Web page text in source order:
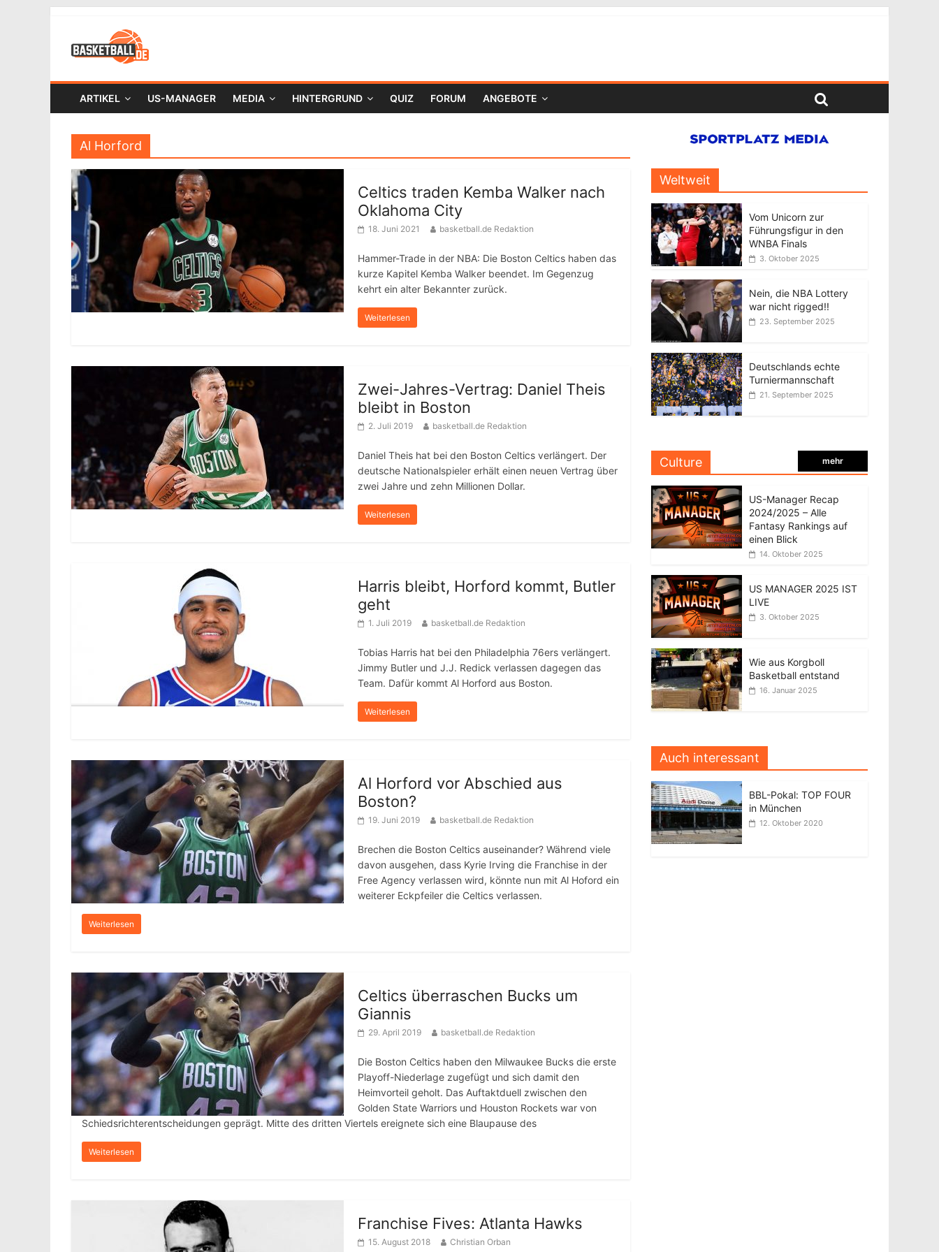
ARTIKEL US-MANAGER MEDIA HINTERGRUND QUIZ FORUM ANGEBOTE
Al Horford
Celtics traden Kemba Walker nach
Oklahoma City
18. Juni 2021 basketball.de Redaktion
Hammer-Trade in der NBA: Die Boston Celtics haben das
kurze Kapitel Kemba Walker beendet. Im Gegenzug
kehrt ein alter Bekannter zurück.
Weiterlesen
Zwei-Jahres-Vertrag: Daniel Theis
bleibt in Boston
2. Juli 2019 basketball.de Redaktion
Daniel Theis hat bei den Boston Celtics verlängert. Der
deutsche Nationalspieler erhält einen neuen Vertrag über
zwei Jahre und zehn Millionen Dollar.
Weiterlesen
Harris bleibt, Horford kommt, Butler
geht
1. Juli 2019 basketball.de Redaktion
Tobias Harris hat bei den Philadelphia 76ers verlängert.
Jimmy Butler und J.J. Redick verlassen dagegen das
Team. Dafür kommt Al Horford aus Boston.
Weiterlesen
Al Horford vor Abschied aus
Boston?
19. Juni 2019 basketball.de Redaktion
Brechen die Boston Celtics auseinander? Während viele
davon ausgehen, dass Kyrie Irving die Franchise in der
Free Agency verlassen wird, könnte nun mit Al Hoford ein
weiterer Eckpfeiler die Celtics verlassen.
Weiterlesen
Celtics überraschen Bucks um
Giannis
29. April 2019 basketball.de Redaktion
Die Boston Celtics haben den Milwaukee Bucks die erste
Playoff-Niederlage zugefügt und sich damit den
Heimvorteil geholt. Das Auftaktduell zwischen den
Golden State Warriors und Houston Rockets war von
Schiedsrichterentscheidungen geprägt. Mitte des dritten Viertels ereignete sich eine Blaupause des
Weiterlesen
Franchise Fives: Atlanta Hawks
15. August 2018 Christian Orban
Weltweit
Vom Unicorn zur
Führungsfigur in den
WNBA Finals
3. Oktober 2025
Nein, die NBA Lottery
war nicht rigged!!
23. September 2025
Deutschlands echte
Turniermannschaft
21. September 2025
Culture mehr
US-Manager Recap
2024/2025 – Alle
Fantasy Rankings auf
einen Blick
14. Oktober 2025
US MANAGER 2025 IST
LIVE
3. Oktober 2025
Wie aus Korgboll
Basketball entstand
16. Januar 2025
Auch interessant
BBL-Pokal: TOP FOUR
in München
12. Oktober 2020